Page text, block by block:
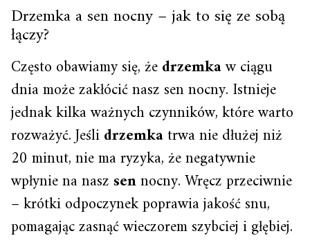
Drzemka a sen nocny – jak to się ze sobą
łączy?
Często obawiamy się, żedrzemkaw ciągu
dnia może zakłócić nasz sen nocny. Istnieje
jednak kilka ważnych czynników, które warto
rozważyć. Jeślidrzemkatrwa nie dłużej niż
20 minut, nie ma ryzyka, że negatywnie
wpłynie na nasz sennocny. Wręcz przeciwnie
– krótki odpoczynek poprawia jakość snu,
pomagając zasnąć wieczorem szybciej i głębiej.